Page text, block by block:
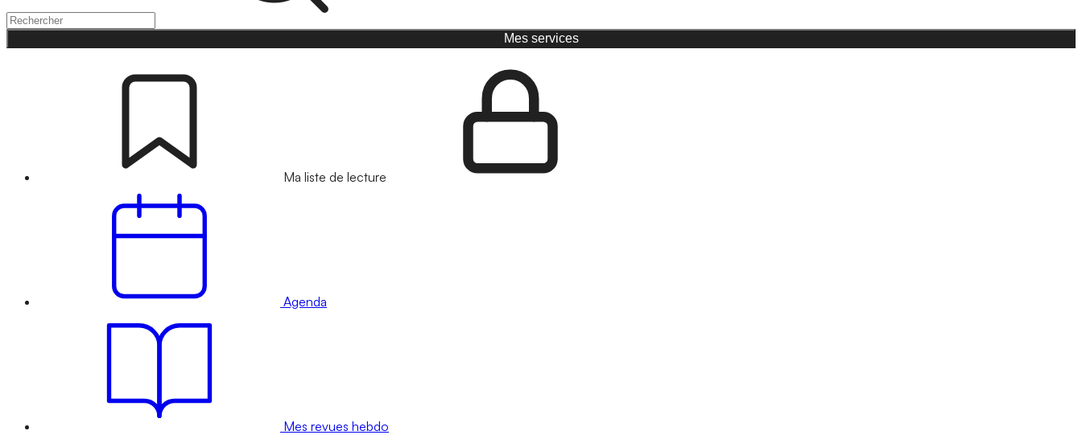
Mes services
Ma liste de lecture
Agenda
Mes revues hebdo